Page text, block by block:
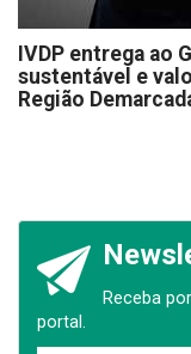
IVDP entrega ao
sustentável e
Região
Receba
portal.